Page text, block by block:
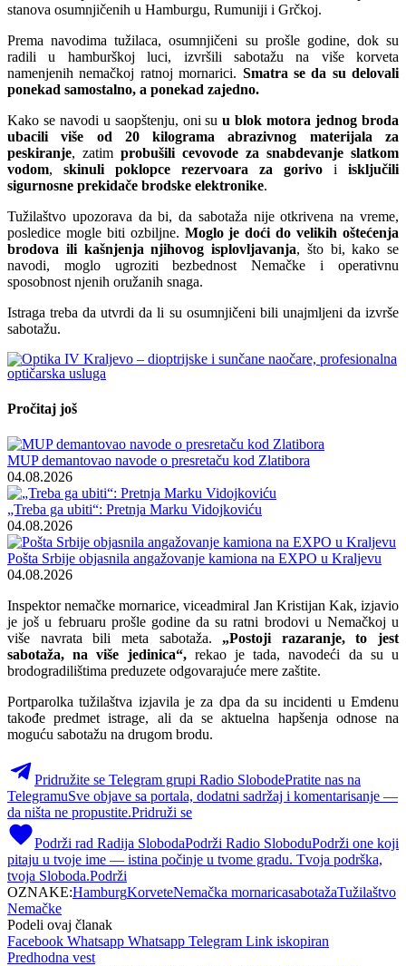
stanova osumnjičenih u Hamburgu, Rumuniji i Grčkoj.
Prema navodima tužilaca, osumnjičeni su prošle godine, dok su
radili u hamburškoj luci, izvršili sabotažu na više korveta
namenjenih nemačkoj ratnoj mornarici. Smatra se da su delovali
ponekad samostalno, a ponekad zajedno.
Kako se navodi u saopštenju, oni suu blok motora jednog broda
ubacili više od 20 kilograma abrazivnog materijala za
peskiranje, zatim probušili cevovode za snabdevanje slatkom
vodom, skinuli poklopce rezervoara za gorivo i isključili
sigurnosne prekidače brodske elektronike.
Tužilaštvo upozorava da bi, da sabotaža nije otkrivena na vreme,
posledice mogle biti ozbiljne. Moglo je doći do velikih oštećenja
brodova ili kašnjenja njihovog isplovljavanja, što bi, kako se
navodi, moglo ugroziti bezbednost Nemačke i operativnu
sposobnost njenih oružanih snaga.
Istraga treba da utvrdi da li su osumnjičeni bili unajmljeni da izvrše
sabotažu.
Pročitaj još
MUP demantovao navode o presretaču kod Zlatibora
04.08.2026
„Treba ga ubiti“: Pretnja Marku Vidojkoviću
04.08.2026
Pošta Srbije objasnila angažovanje kamiona na EXPO u Kraljevu
04.08.2026
Inspektor nemačke mornarice, viceadmiral Jan Kristijan Kak, izjavio
je još u februaru prošle godine da su ratni brodovi u Nemačkoj u
više navrata bili meta sabotaža. „Postoji razaranje, to jest
sabotaža, na više jedinica“,rekao je tada, navodeći da su u
brodogradilištima preduzete odgovarajuće mere zaštite.
Portparolka tužilaštva izjavila je za dpa da su incidenti u Emdenu
takođe predmet istrage, ali da se aktuelna hapšenja odnose na
moguću sabotažu na drugom brodu.
Pridružite se Telegram grupi Radio SlobodePratite nas na
TelegramuSve objave sa portala, dodatni sadržaj i komentarisanje —
da ništa ne propustite.Pridruži se
Podrži rad Radija SlobodaPodrži Radio SloboduPodrži one koji
pitaju u tvoje ime — istina počinje u tvome gradu. Tvoja podrška,
tvoja Sloboda.Podrži
OZNAKE:HamburgKorveteNemačka mornaricasabotažaTužilaštvo
Nemačke
Podeli ovaj članak
Facebook Whatsapp Whatsapp Telegram Link iskopiran
Predhodna vest